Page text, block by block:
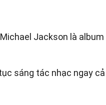
Jackson là
sáng tác nhạc ngay